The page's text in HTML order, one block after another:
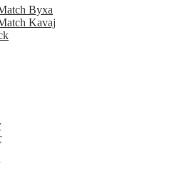
Byxa
Kavaj